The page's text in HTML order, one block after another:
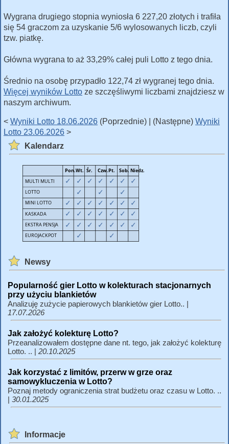
Wygrana drugiego stopnia wyniosła 6 227,20 złotych i trafiła
się 54 graczom za uzyskanie 5/6 wylosowanych liczb, czyli
tzw. piatkę.
Główna wygrana to aż 33,29% całej puli Lotto z tego dnia.
Średnio na osobę przypadło 122,74 zł wygranej tego dnia.
Więcej wyników Lotto ze szczęśliwymi liczbami znajdziesz w
naszym archiwum.
< Wyniki Lotto 18.06.2026 (Poprzednie) | (Następne) Wyniki
Lotto 23.06.2026 >
Kalendarz
Newsy
Popularność gier Lotto w kolekturach stacjonarnych
przy użyciu blankietów
Analizuję zużycie papierowych blankietów gier Lotto.. |
17.07.2026
Jak założyć kolekturę Lotto?
Przeanalizowałem dostępne dane nt. tego, jak założyć kolekturę
Lotto. .. | 20.10.2025
Jak korzystać z limitów, przerw w grze oraz
samowykluczenia w Lotto?
Poznaj metody ograniczenia strat budżetu oraz czasu w Lotto. ..
| 30.01.2025
Informacje